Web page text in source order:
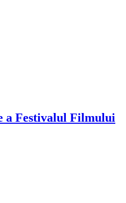
a Festivalul Filmului